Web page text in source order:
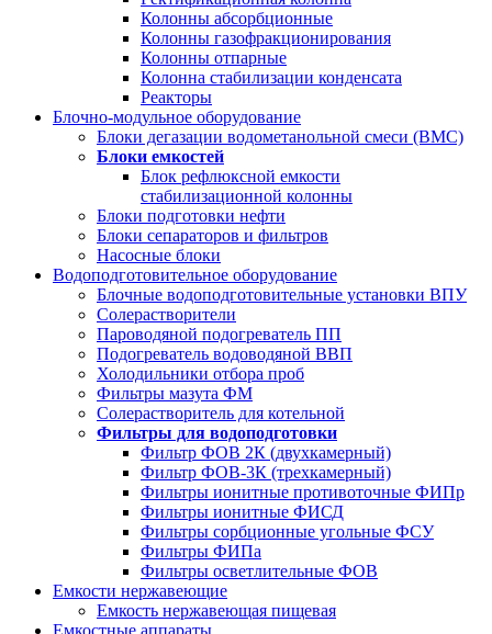
Колонны абсорбционные
Колонны газофракционирования
Колонны отпарные
Колонна стабилизации конденсата
Реакторы
Блочно-модульное оборудование
Блоки дегазации водометанольной смеси (BMC)
Блоки емкостей
Блок рефлюксной емкости
стабилизационной колонны
Блоки подготовки нефти
Блоки сепараторов и фильтров
Насосные блоки
Водоподготовительное оборудование
Блочные водоподготовительные установки ВПУ
Солерастворители
Пароводяной подогреватель ПП
Подогреватель водоводяной ВВП
Холодильники отбора проб
Фильтры мазута ФМ
Солерастворитель для котельной
Фильтры для водоподготовки
Фильтр ФОВ 2К (двухкамерный)
Фильтр ФОВ-3К (трехкамерный)
Фильтры ионитные противоточные ФИПр
Фильтры ионитные ФИСД
Фильтры сорбционные угольные ФСУ
Фильтры ФИПа
Фильтры осветлительные ФОВ
Емкости нержавеющие
Емкость нержавеющая пищевая
Емкостные аппараты